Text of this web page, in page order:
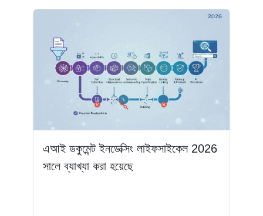
এআই ডকুমেন্ট ইনডেক্সিং লাইফসাইকেল 2026
সালে ব্যাখ্যা করা হয়েছে